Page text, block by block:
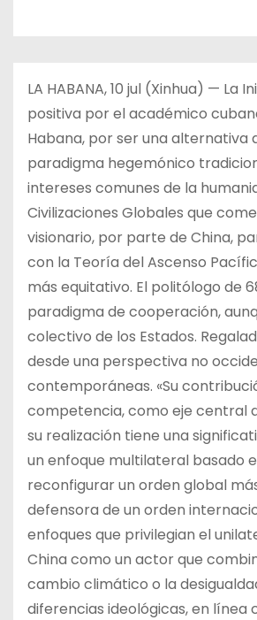
LA HABANA, 10 jul (Xinhua) —
positiva por el académico
Habana, por ser una
paradigma hegemónico
intereses comunes de la
Civilizaciones Globales que
visionario, por parte de China,
con la Teoría del Ascenso
más equitativo. El politólogo de
paradigma de cooperación,
colectivo de los Estados.
desde una perspectiva no
contemporáneas. «Su
competencia, como eje central
su realización tiene una
un enfoque multilateral basado
reconfigurar un orden global
defensora de un orden
enfoques que privilegian el
China como un actor que
cambio climático o la
diferencias ideológicas, en